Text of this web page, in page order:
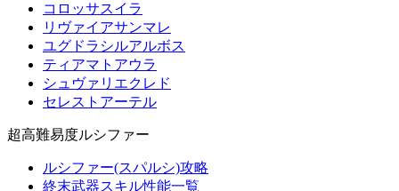
コロッサスイラ
リヴァイアサンマレ
ユグドラシルアルボス
ティアマトアウラ
シュヴァリエクレド
セレストアーテル
超高難易度ルシファー
ルシファー(スパルシ)攻略
終末武器スキル性能一覧